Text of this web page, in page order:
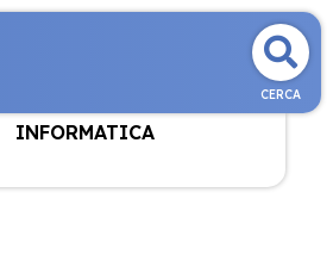
CERCA
INFORMATICA